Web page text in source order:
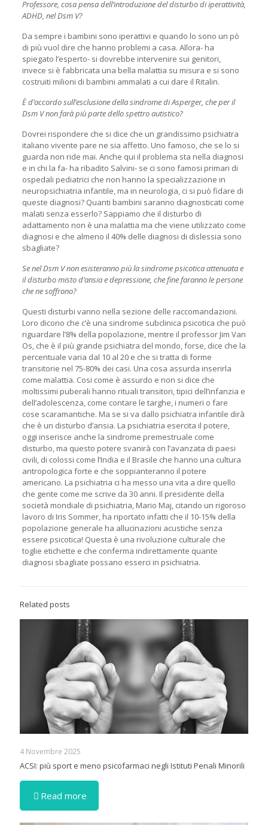
Professore, cosa pensa dell’introduzione del disturbo di iperattività,
ADHD, nel Dsm V?
Da sempre i bambini sono iperattivi e quando lo sono un pò
di più vuol dire che hanno problemi a casa. Allora- ha
spiegato l’esperto- si dovrebbe intervenire sui genitori,
invece si è fabbricata una bella malattia su misura e si sono
costruiti milioni di bambini ammalati a cui dare il Ritalin.
È d’accordo sull’esclusione della sindrome di Asperger, che per il
Dsm V non farà più parte dello spettro autistico?
Dovrei rispondere che si dice che un grandissimo psichiatra
italiano vivente pare ne sia affetto. Uno famoso, che se lo si
guarda non ride mai. Anche qui il problema sta nella diagnosi
e in chi la fa- ha ribadito Salvini- se ci sono famosi primari di
ospedali pediatrici che non hanno la specializzazione in
neuropsichiatria infantile, ma in neurologia, ci si può fidare di
queste diagnosi? Quanti bambini saranno diagnosticati come
malati senza esserlo? Sappiamo che il disturbo di
adattamento non è una malattia ma che viene utilizzato come
diagnosi e che almeno il 40% delle diagnosi di dislessia sono
sbagliate?
Se nel Dsm V non esisteranno più la sindrome psicotica attenuata e
il disturbo misto d’ansia e depressione, che fine faranno le persone
che ne soffrono?
Questi disturbi vanno nella sezione delle raccomandazioni.
Loro dicono che c’è una sindrome subclinica psicotica che può
riguardare l’8% della popolazione, mentre il professor Jim Van
Os, che è il più grande psichiatra del mondo, forse, dice che la
percentuale varia dal 10 al 20 e che si tratta di forme
transitorie nel 75-80% dei casi. Una cosa assurda inserirla
come malattia. Cosi come è assurdo e non si dice che
moltissimi puberali hanno rituali transitori, tipici dell’infanzia e
dell’adolescenza, come contare le targhe, i numeri o fare
cose scaramantiche. Ma se si va dallo psichiatra infantile dirà
che è un disturbo d’ansia. La psichiatria esercita il potere,
oggi inserisce anche la sindrome premestruale come
disturbo, ma questo potere svanirà con l’avanzata di paesi
civili, di colossi come l’India e il Brasile che hanno una cultura
antropologica forte e che soppianteranno il potere
americano. La psichiatria ci ha messo una vita a dire quello
che gente come me scrive da 30 anni. Il presidente della
società mondiale di psichiatria, Mario Maj, citando un rigoroso
lavoro di Iris Sommer, ha riportato infatti che il 10-15% della
popolazione generale ha allucinazioni acustiche senza
essere psicotica! Questa è una rivoluzione culturale che
toglie etichette e che conferma indirettamente quante
diagnosi sbagliate possano esserci in psichiatria.
Related posts
4 Novembre 2025
ACSI: più sport e meno psicofarmaci negli Istituti Penali Minorili
Read more